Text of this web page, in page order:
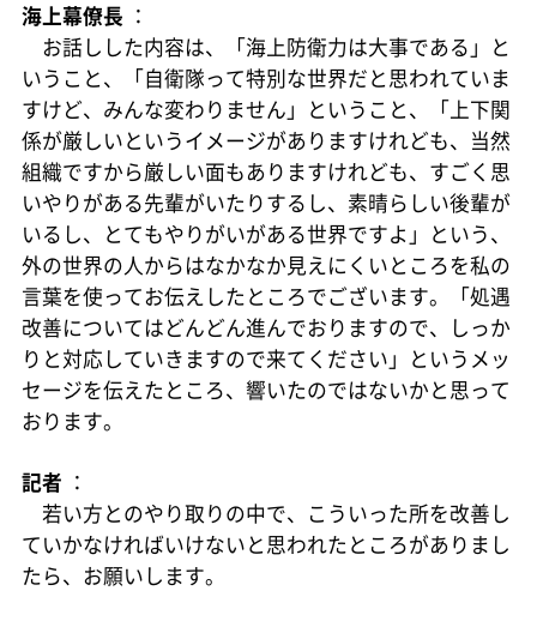
海上幕僚長 ：
お話しした内容は、「海上防衛力は大事である」と
いうこと、「自衛隊って特別な世界だと思われていま
すけど、みんな変わりません」ということ、「上下関
係が厳しいというイメージがありますけれども、当然
組織ですから厳しい面もありますけれども、すごく思
いやりがある先輩がいたりするし、素晴らしい後輩が
いるし、とてもやりがいがある世界ですよ」という、
外の世界の人からはなかなか見えにくいところを私の
言葉を使ってお伝えしたところでございます。「処遇
改善についてはどんどん進んでおりますので、しっか
りと対応していきますので来てください」というメッ
セージを伝えたところ、響いたのではないかと思って
おります。
記者 ：
若い方とのやり取りの中で、こういった所を改善し
ていかなければいけないと思われたところがありまし
たら、お願いします。